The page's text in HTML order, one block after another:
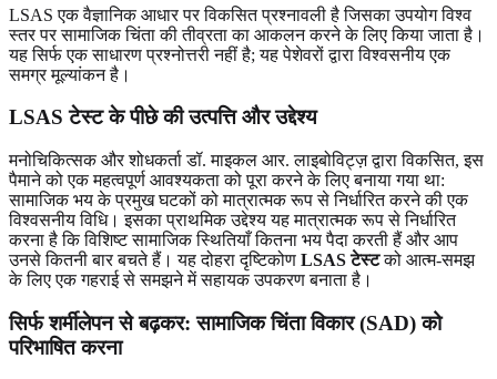
LSAS एक वैज्ञानिक आधार पर विकसित प्रश्नावली है जिसका उपयोग विश्व
स्तर पर सामाजिक चिंता की तीव्रता का आकलन करने के लिए किया जाता है।
यह सिर्फ एक साधारण प्रश्नोत्तरी नहीं है; यह पेशेवरों द्वारा विश्वसनीय एक
समग्र मूल्यांकन है।
LSAS टेस्ट के पीछे की उत्पत्ति और उद्देश्य
मनोचिकित्सक और शोधकर्ता डॉ. माइकल आर. लाइबोविट्ज़ द्वारा विकसित, इस
पैमाने को एक महत्वपूर्ण आवश्यकता को पूरा करने के लिए बनाया गया था:
सामाजिक भय के प्रमुख घटकों को मात्रात्मक रूप से निर्धारित करने की एक
विश्वसनीय विधि। इसका प्राथमिक उद्देश्य यह मात्रात्मक रूप से निर्धारित
करना है कि विशिष्ट सामाजिक स्थितियाँ कितना भय पैदा करती हैं और आप
उनसे कितनी बार बचते हैं। यह दोहरा दृष्टिकोण LSAS टेस्टको आत्म-समझ
के लिए एक गहराई से समझने में सहायक उपकरण बनाता है।
सिर्फ शर्मीलेपन से बढ़कर: सामाजिक चिंता विकार (SAD) को
परिभाषित करना